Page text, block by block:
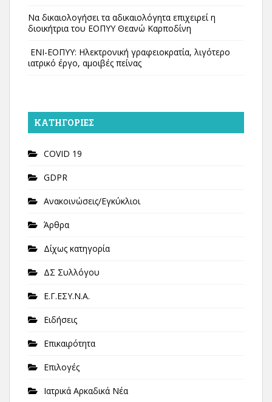
Να δικαιολογήσει τα αδικαιολόγητα επιχειρεί η
διοικήτρια του ΕΟΠΥΥ Θεανώ Καρποδίνη
ΕΝΙ-ΕΟΠΥΥ: Ηλεκτρονική γραφειοκρατία, λιγότερο
ιατρικό έργο, αμοιβές πείνας
KΑΤΗΓΟΡΊΕΣ
COVID 19
GDPR
Ανακοινώσεις/Εγκύκλιοι
Άρθρα
Δίχως κατηγορία
ΔΣ Συλλόγου
Ε.Γ.ΕΣΥ.Ν.Α.
Ειδήσεις
Επικαιρότητα
Επιλογές
Ιατρικά Αρκαδικά Νέα